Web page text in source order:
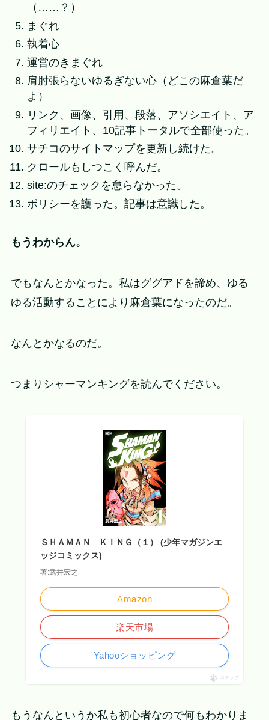
（……？）
まぐれ
執着心
運営のきまぐれ
肩肘張らないゆるぎない心（どこの麻倉葉だ
よ）
リンク、画像、引用、段落、アソシエイト、ア
フィリエイト、10記事トータルで全部使った。
サチコのサイトマップを更新し続けた。
クロールもしつこく呼んだ。
site:のチェックを怠らなかった。
ポリシーを護った。記事は意識した。
もうわからん。
でもなんとかなった。私はググアドを諦め、ゆる
ゆる活動することにより麻倉葉になったのだ。
なんとかなるのだ。
つまりシャーマンキングを読んでください。
ＳＨＡＭＡＮ ＫＩＮＧ（１） (少年マガジンエ
ッジコミックス)
著:武井宏之
Amazon
楽天市場
Yahooショッピング
ポチップ
もうなんというか私も初心者なので何もわかりま